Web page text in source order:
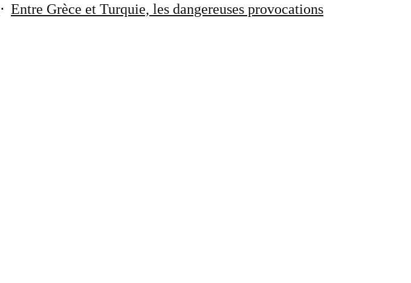
Entre Grèce et Turquie, les dangereuses provocations